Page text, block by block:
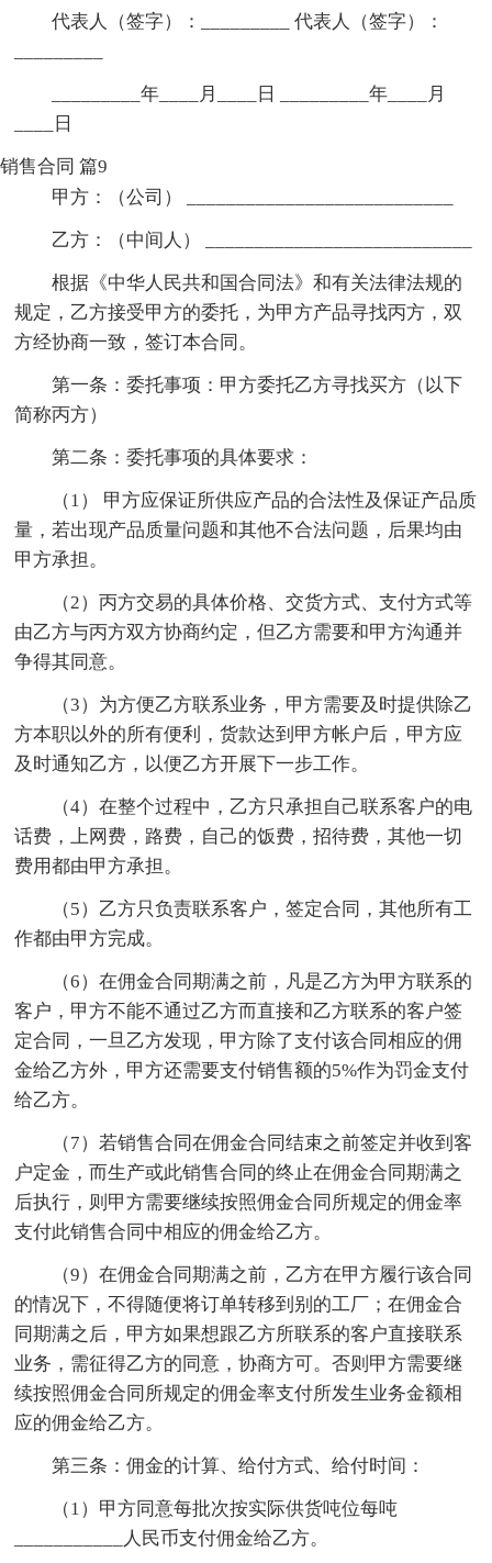
代表人（签字）：_________ 代表人（签字）：
_________年____月____日 _________年____月
____日
销售合同 篇9
甲方：（公司） ___________________________
乙方：（中间人） ___________________________
根据《中华人民共和国合同法》和有关法律法规的
规定，乙方接受甲方的委托，为甲方产品寻找丙方，双
方经协商一致，签订本合同。
第一条：委托事项：甲方委托乙方寻找买方（以下
简称丙方）
第二条：委托事项的具体要求：
（1） 甲方应保证所供应产品的合法性及保证产品质
量，若出现产品质量问题和其他不合法问题，后果均由
甲方承担。
（2）丙方交易的具体价格、交货方式、支付方式等
由乙方与丙方双方协商约定，但乙方需要和甲方沟通并
争得其同意。
（3）为方便乙方联系业务，甲方需要及时提供除乙
方本职以外的所有便利，货款达到甲方帐户后，甲方应
及时通知乙方，以便乙方开展下一步工作。
（4）在整个过程中，乙方只承担自己联系客户的电
话费，上网费，路费，自己的饭费，招待费，其他一切
费用都由甲方承担。
（5）乙方只负责联系客户，签定合同，其他所有工
作都由甲方完成。
（6）在佣金合同期满之前，凡是乙方为甲方联系的
客户，甲方不能不通过乙方而直接和乙方联系的客户签
定合同，一旦乙方发现，甲方除了支付该合同相应的佣
金给乙方外，甲方还需要支付销售额的5%作为罚金支付
给乙方。
（7）若销售合同在佣金合同结束之前签定并收到客
户定金，而生产或此销售合同的终止在佣金合同期满之
后执行，则甲方需要继续按照佣金合同所规定的佣金率
支付此销售合同中相应的佣金给乙方。
（9）在佣金合同期满之前，乙方在甲方履行该合同
的情况下，不得随便将订单转移到别的工厂；在佣金合
同期满之后，甲方如果想跟乙方所联系的客户直接联系
业务，需征得乙方的同意，协商方可。否则甲方需要继
续按照佣金合同所规定的佣金率支付所发生业务金额相
应的佣金给乙方。
第三条：佣金的计算、给付方式、给付时间：
（1）甲方同意每批次按实际供货吨位每吨
___________人民币支付佣金给乙方。